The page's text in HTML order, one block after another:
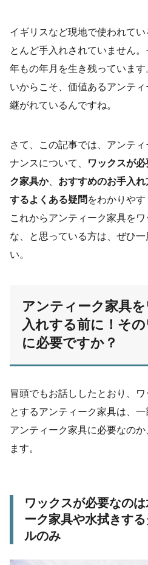
イギリスなど現地で使われて
とんど手入れされていません
年もの年月を生き残っていま
いからこそ、価値あるアンテ
継がれているんですね。
さて、この記事では、アンテ
ナンスについて、
ワックスが
ク家具か、 おすすめのお手入
するよくある疑問 をわかりやす
これからアンティーク家具を
な、と思っている方は、ぜひ
い。
アンティーク家具
入れする前に！そ
に必要ですか？
冒頭でもお話ししたとおり、
とするアンティーク家具は、
アンティーク家具に必要なの
ます。
ワックスが必要なの
ーク家具や水拭きす
ルのみ